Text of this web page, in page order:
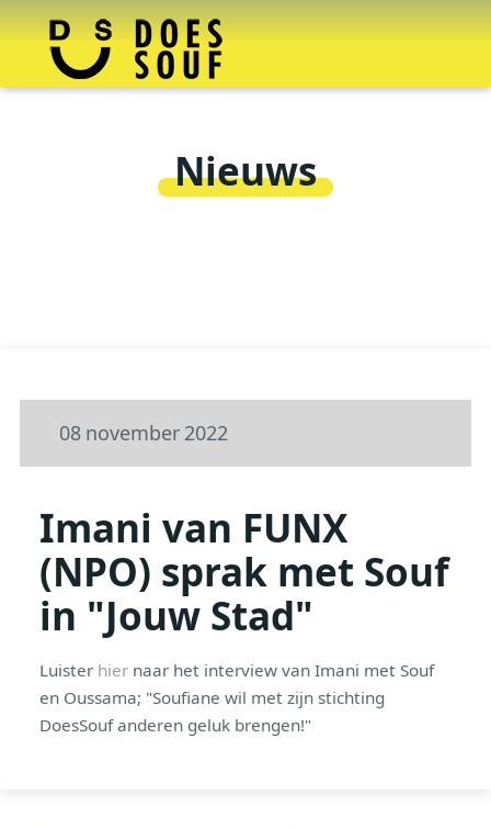
Nieuws
08 november 2022
Imani van FUNX
(NPO) sprak met Souf
in "Jouw Stad"
Luister hier naar het interview van Imani met Souf
en Oussama; "Soufiane wil met zijn stichting
DoesSouf anderen geluk brengen!"